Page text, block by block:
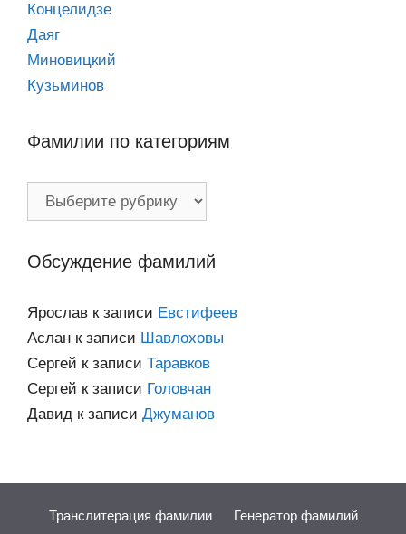
Концелидзе
Даяг
Миновицкий
Кузьминов
Фамилии по категориям
Фамилии
Обсуждение фамилий
Ярослав к записи Евстифеев
Аслан к записи Шавлоховы
Сергей к записи Таравков
Сергей к записи Головчан
Давид к записи Джуманов
Транслитерация фамилии Генератор фамилий